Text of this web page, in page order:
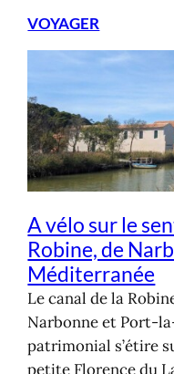
VOYAGER
A vélo sur le
Robine, de
Méditerranée
Le canal de la
Narbonne et Port-
patrimonial s’étire
petite Florence du